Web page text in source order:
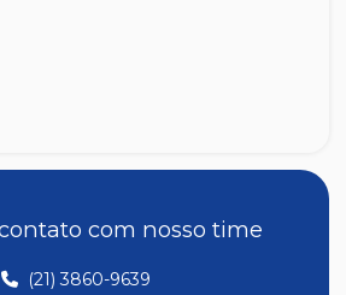
com nosso time
(21) 3860-9639